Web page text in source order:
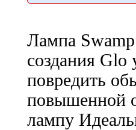
Лампа
создания Glo
повредить
повышенной
лампу